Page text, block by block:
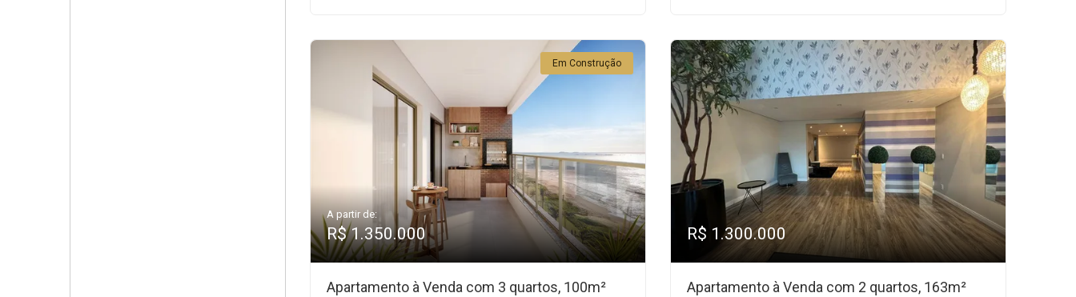
Em Construção
A partir de:
R$ 1.350.000
Apartamento à Venda com 3 quartos, 100m²
R$ 1.300.000
Apartamento à Venda com 2 quartos, 163m²